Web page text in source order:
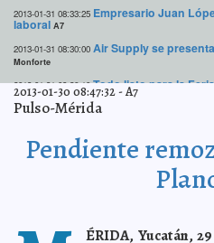
2013-01-31 08:33:25 Empresario Juan
laboral A7
2013-01-31 08:30:00 Air Supply se
Monforte
2013-01-31 08:26:10 Todo listo para la
2013-01-31 08:19:59 Anticipan
tenencia
2013-01-31 08:08:47 El Ayuntamiento,
Madrid A7
Senadora Díaz
Mauricio Vila se reúne
Monforte
2013-01-30 08:47:32-A7
Pulso-Mérida
Pendiente
ÉRIDA, Yucatán,